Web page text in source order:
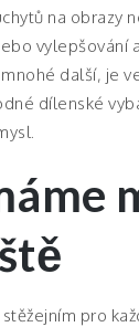
na obrazy
vylepšování
další, je
dílenské
pro